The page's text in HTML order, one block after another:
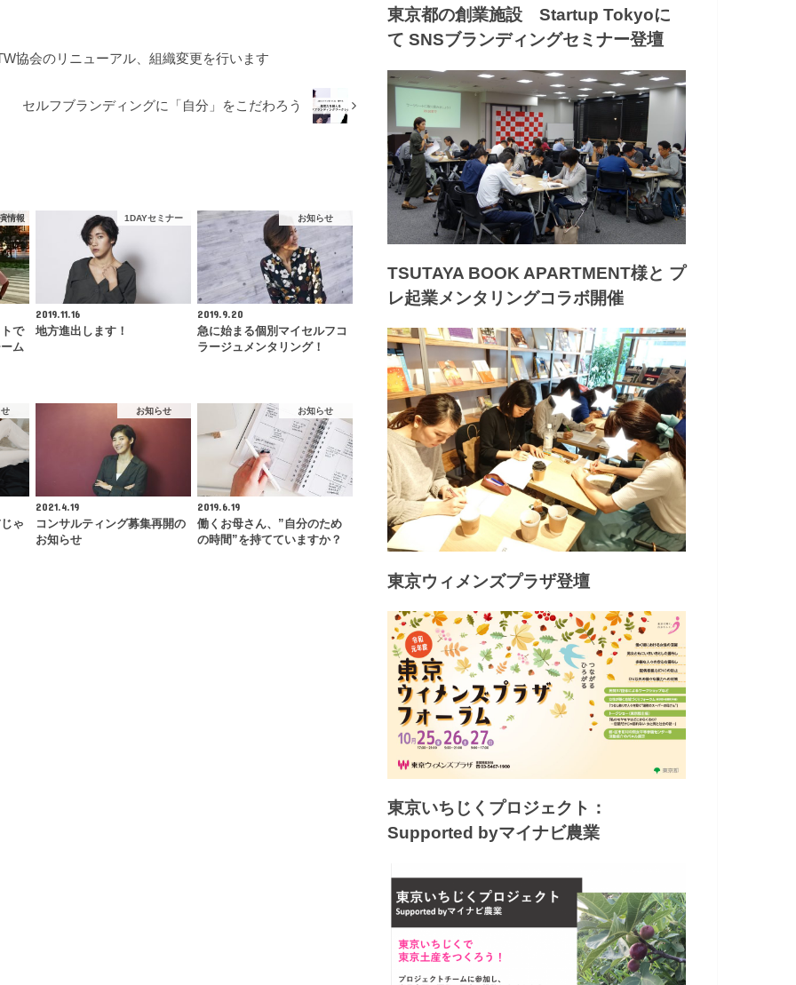
協会のリニューアル、組織変更を行います
セルフブランディングに「自分」をこだわろう
情報
で
ム
1DAYセミナー
2019.11.16
地方進出します！
お知らせ
2019.9.20
急に始まる個別マイセルフコ
ラージュメンタリング！
ゃ
お知らせ
2021.4.19
コンサルティング募集再開の
お知らせ
お知らせ
2019.6.19
働くお母さん、”自分のため
の時間”を持てていますか？
東京都の創業施設 Startup Tokyoに
て SNSブランディングセミナー登壇
TSUTAYA BOOK APARTMENT様と プ
レ起業メンタリングコラボ開催
東京ウィメンズプラザ登壇
東京いちじくプロジェクト：
Supported byマイナビ農業